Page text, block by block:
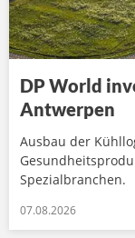
DP World
Antwerpen
Ausbau der
Spezialbranchen.
07.08.2026